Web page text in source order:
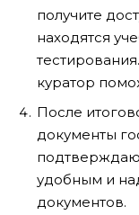
получите
находятся
куратор
После
документы
удобным и
документов.